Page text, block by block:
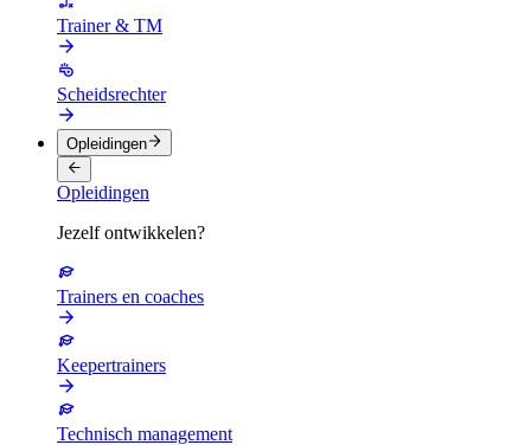
Trainer & TM
Scheidsrechter
Opleidingen
Opleidingen
Jezelf ontwikkelen?
Trainers en coaches
Keepertrainers
Technisch management